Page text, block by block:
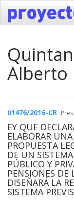
Alberto
01476/2016-CR
EY QUE
ELABORAR
PROPUESTA
DE UN
PÚBLICO Y
PENSIONES DE
DISEÑARÁ LA
SISTEMA